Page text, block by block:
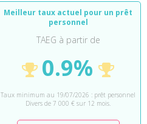
Meilleur taux actuel pour un prêt
personnel
TAEG à partir de
0.9%
Taux minimum au 19/07/2026 : prêt personnel
Divers de 7 000 € sur 12 mois.